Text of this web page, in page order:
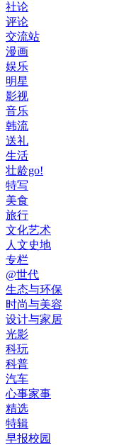
社论
评论
交流站
漫画
娱乐
明星
影视
音乐
韩流
送礼
生活
壮龄go!
特写
美食
旅行
文化艺术
人文史地
专栏
@世代
生态与环保
时尚与美容
设计与家居
光影
科玩
科普
汽车
心事家事
精选
特辑
早报校园